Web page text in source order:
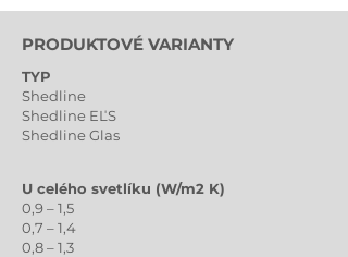
PRODUKTOVÉ VARIANTY
TYP
Shedline
Shedline EĽS
Shedline Glas
U celého svetlíku (W/m2 K)
0,9 – 1,5
0,7 – 1,4
0,8 – 1,3